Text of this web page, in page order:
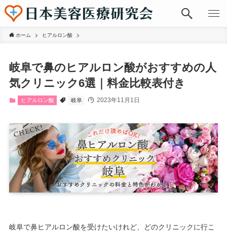
ホーム ヒアルロン酸
岐阜で鼻のヒアルロン酸がおすすめの人
気クリニック6選｜料金比較表付き
ヒアルロン酸 岐阜 2023年11月1日
岐阜で鼻ヒアルロン酸を受けたいけれど、どのクリニックに行こ